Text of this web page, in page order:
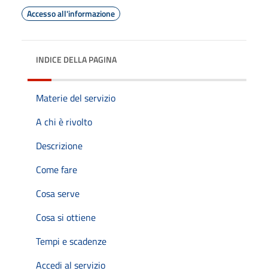
Accesso all'informazione
INDICE DELLA PAGINA
Materie del servizio
A chi è rivolto
Descrizione
Come fare
Cosa serve
Cosa si ottiene
Tempi e scadenze
Accedi al servizio